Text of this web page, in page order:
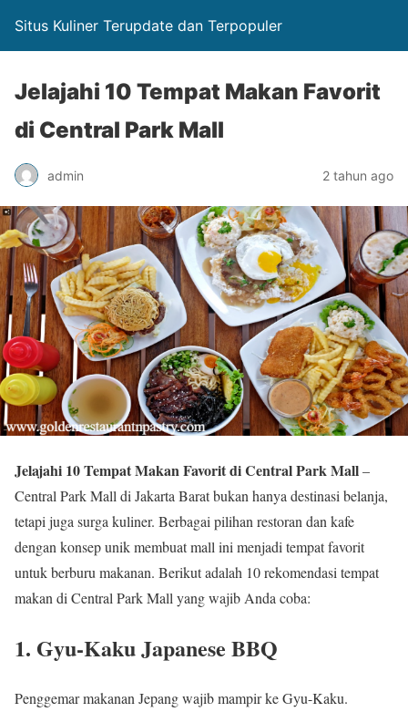
Situs Kuliner Terupdate dan Terpopuler
Jelajahi 10 Tempat Makan Favorit
di Central Park Mall
admin 2 tahun ago
Jelajahi 10 Tempat Makan Favorit di Central Park Mall–
Central Park Mall di Jakarta Barat bukan hanya destinasi belanja,
tetapi juga surga kuliner. Berbagai pilihan restoran dan kafe
dengan konsep unik membuat mall ini menjadi tempat favorit
untuk berburu makanan. Berikut adalah 10 rekomendasi tempat
makan di Central Park Mall yang wajib Anda coba:
1. Gyu-Kaku Japanese BBQ
Penggemar makanan Jepang wajib mampir ke Gyu-Kaku.